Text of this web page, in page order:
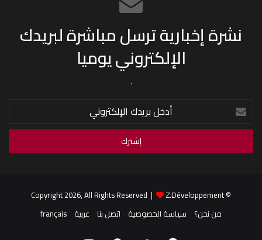
نشرة إخبارية ترسل مباشرة لبريدك
الإلكتروني يوميا
.
أدخل
بريدك
الإلكتروني
© Copyright 2026, All Rights Reserved |
Z.Développement
من نحن؟
سياسة الخصوصية اتصل بنا عربية français